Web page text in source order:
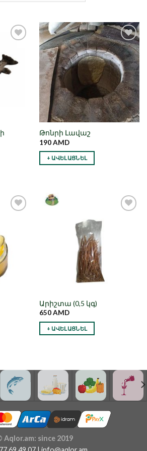
Նշել որպես
նախընտրած
Թոնրի Լավաշ
190AMD
+ ԱՎԵԼԱՑՆԵԼ
նախընտրած
Արիշտա (0,5 կգ)
650AMD
+ ԱՎԵԼԱՑՆԵԼ
Aqlor.am: since 2019